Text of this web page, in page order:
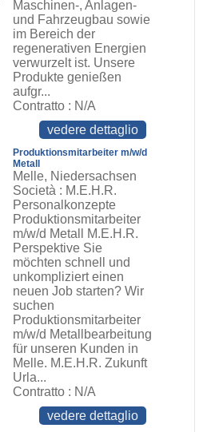
Maschinen-, Anlagen-
und Fahrzeugbau sowie
im Bereich der
regenerativen Energien
verwurzelt ist. Unsere
Produkte genießen
aufgr...
Contratto : N/A
vedere dettaglio
Produktionsmitarbeiter m/w/d
Metall
Melle, Niedersachsen
Società : M.E.H.R.
Personalkonzepte
Produktionsmitarbeiter
m/w/d Metall M.E.H.R.
Perspektive Sie
möchten schnell und
unkompliziert einen
neuen Job starten? Wir
suchen
Produktionsmitarbeiter
m/w/d Metallbearbeitung
für unseren Kunden in
Melle. M.E.H.R. Zukunft
Urla...
Contratto : N/A
vedere dettaglio